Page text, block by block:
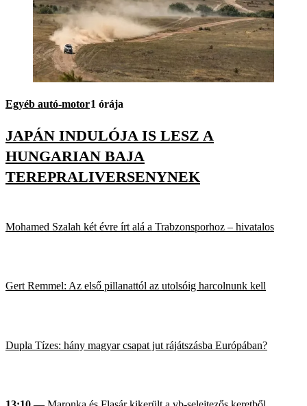
Egyéb autó-motor1 órája
JAPÁN INDULÓJA IS LESZ A
HUNGARIAN BAJA
TEREPRALIVERSENYNEK
Mohamed Szalah két évre írt alá a Trabzonsporhoz – hivatalos
Gert Remmel: Az első pillanattól az utolsóig harcolnunk kell
Dupla Tízes: hány magyar csapat jut rájátszásba Európában?